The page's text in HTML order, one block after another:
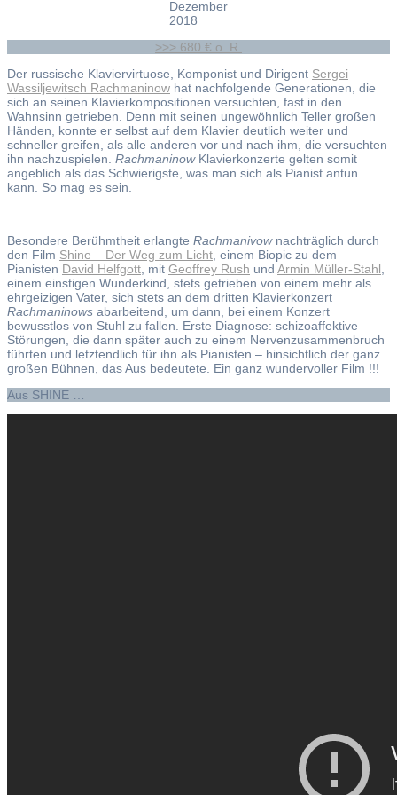
Dezember
2018
>>> 680 € o. R.
Der russische Klaviervirtuose, Komponist und Dirigent Sergei
Wassiljewitsch Rachmaninow hat nachfolgende Generationen, die
sich an seinen Klavierkompositionen versuchten, fast in den
Wahnsinn getrieben. Denn mit seinen ungewöhnlich Teller großen
Händen, konnte er selbst auf dem Klavier deutlich weiter und
schneller greifen, als alle anderen vor und nach ihm, die versuchten
ihn nachzuspielen. RachmaninowKlavierkonzerte gelten somit
angeblich als das Schwierigste, was man sich als Pianist antun
kann. So mag es sein.
Besondere Berühmtheit erlangte Rachmanivownachträglich durch
den Film Shine – Der Weg zum Licht , einem Biopic zu dem
Pianisten David Helfgott , mit Geoffrey Rush und Armin Müller-Stahl
einem einstigen Wunderkind, stets getrieben von einem mehr als
ehrgeizigen Vater, sich stets an dem dritten Klavierkonzert
Rachmaninows abarbeitend, um dann, bei einem Konzert
bewusstlos von Stuhl zu fallen. Erste Diagnose: schizoaffektive
Störungen, die dann später auch zu einem Nervenzusammenbruch
führten und letztendlich für ihn als Pianisten – hinsichtlich der ganz
großen Bühnen, das Aus bedeutete. Ein ganz wundervoller Film !!!
Aus SHINE …